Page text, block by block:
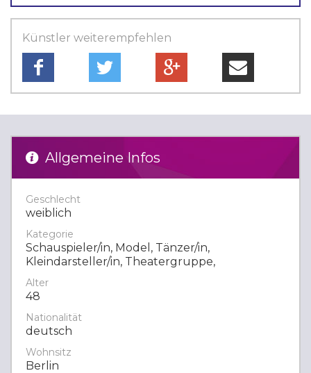
Künstler weiterempfehlen
Allgemeine Infos
Geschlecht
weiblich
Kategorie
Schauspieler/in, Model, Tänzer/in,
Kleindarsteller/in, Theatergruppe,
Alter
48
Nationalität
deutsch
Wohnsitz
Berlin